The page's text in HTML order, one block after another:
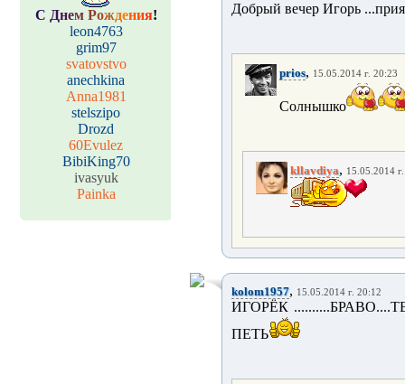
С Днем Рождения!
leon4763
grim97
svatovstvo
anechkina
Anna1981
stelszipo
Drozd
60Evulez
BibiKing70
ivasyuk
Painka
Добрый вечер Игорь
prios, 15.05.2014 г. 20:23
Солнышко
kllavdiya, 15.05.2014
kolom1957, 15.05.2014 г. 20:12
ИГОРЁК
ПЕТЬ